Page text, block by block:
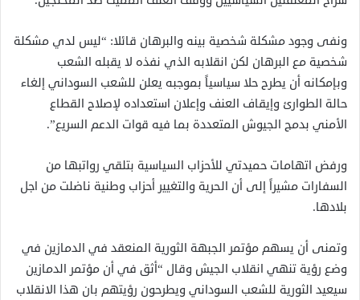
ونفى وجود مشكلة شخصية بينه والبرهان قائلا: “ليس لدي مشكلة
شخصية مع البرهان لكن انقلابه الذي نفذه لا يقبله الشعب
وبإمكانه أن يطرح حلا سياسياً بموجبه يعلن للشعب السوداني إلغاء
حالة الطوارئ وإيقاف العنف وإعلان استعداده لإصلاح القطاع
الأمني بدمج الجيوش المتعددة بما فيه قوات الدعم السريع”.
ورفض اتهامات حميدتي للأحزاب السياسية بتلقي رواتبها من
السفارات مشيراً إلى أن الحرية والتغيير أحزاب وطنية ناضلت من اجل
بلادها.
وتمنى أن يسهم مؤتمر الجبهة الثورية المنعقد في الدمازين في
وضع رؤية تنهي انقلاب الجيش وقال “أثق في أن مؤتمر الدمازين
سيعيد الثورية للشعب السوداني ويطرحون رؤيتهم بان هذا الانقلاب